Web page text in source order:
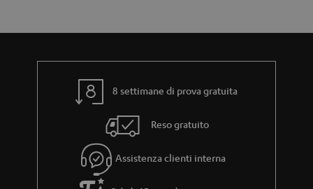
i
a
8 settimane di prova gratuita
Reso gratuito
Assistenza clienti interna